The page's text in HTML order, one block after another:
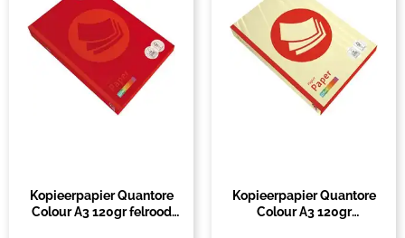
Kopieerpapier Quantore
Colour A3 120gr felrood
Kopieerpapier Quantore
Colour A3 120gr